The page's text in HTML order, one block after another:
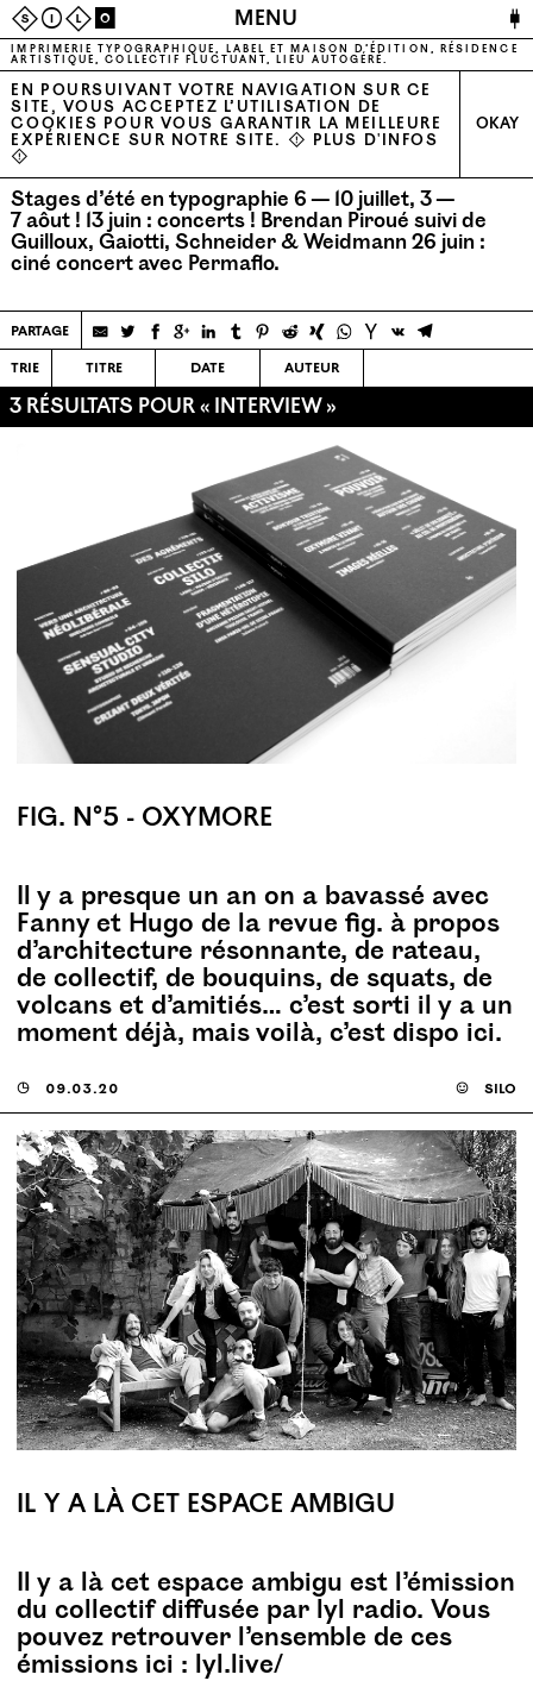
SIL O MENU 🔌
IMPRIMERIE TYPOGRAPHIQUE, LABEL ET MAISON D’ÉDITION, RÉSIDENCE
ARTISTIQUE, COLLECTIF FLUCTUANT, LIEU AUTOGÉRÉ.
EN POURSUIVANT VOTRE NAVIGATION SUR CE
SITE, VOUS ACCEPTEZ L’UTILISATION DE
COOKIES POUR VOUS GARANTIR LA MEILLEURE
EXPÉRIENCE SUR NOTRE SITE. ⚠ PLUS D'INFOS
⚠
OKAY
Stages d’été en typographie 6 — 10 juillet, 3 —
7 aôut ! 13 juin : concerts ! Brendan Piroué suivi de
Guilloux, Gaiotti, Schneider & Weidmann26 juin :
ciné concert avec Permaflo.
partage
trie
titre date auteur
3 RÉSULTATS POUR « INTERVIEW »
FIG. N°5 - OXYMORE
Il y a presque un an on a bavassé avec
Fanny et Hugo de la revue fig. à propos
d’architecture résonnante, de rateau,
de collectif, de bouquins, de squats, de
volcans et d’amitiés… c’est sorti il y a un
moment déjà, mais voilà, c’est dispo ici.
◶ 09.03.20 ☺ silo
IL Y A LÀ CET ESPACE AMBIGU
Il y a là cet espace ambigu est l’émission
du collectif diffusée par lyl radio. Vous
pouvez retrouver l’ensemble de ces
émissions ici : lyl​.live/